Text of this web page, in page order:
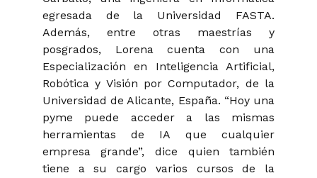
egresada de la Universidad FASTA.
Además, entre otras maestrías y
posgrados, Lorena cuenta con una
Especialización en Inteligencia Artificial,
Robótica y Visión por Computador, de la
Universidad de Alicante, España. “Hoy una
pyme puede acceder a las mismas
herramientas de IA que cualquier
empresa grande”, dice quien también
tiene a su cargo varios cursos de la